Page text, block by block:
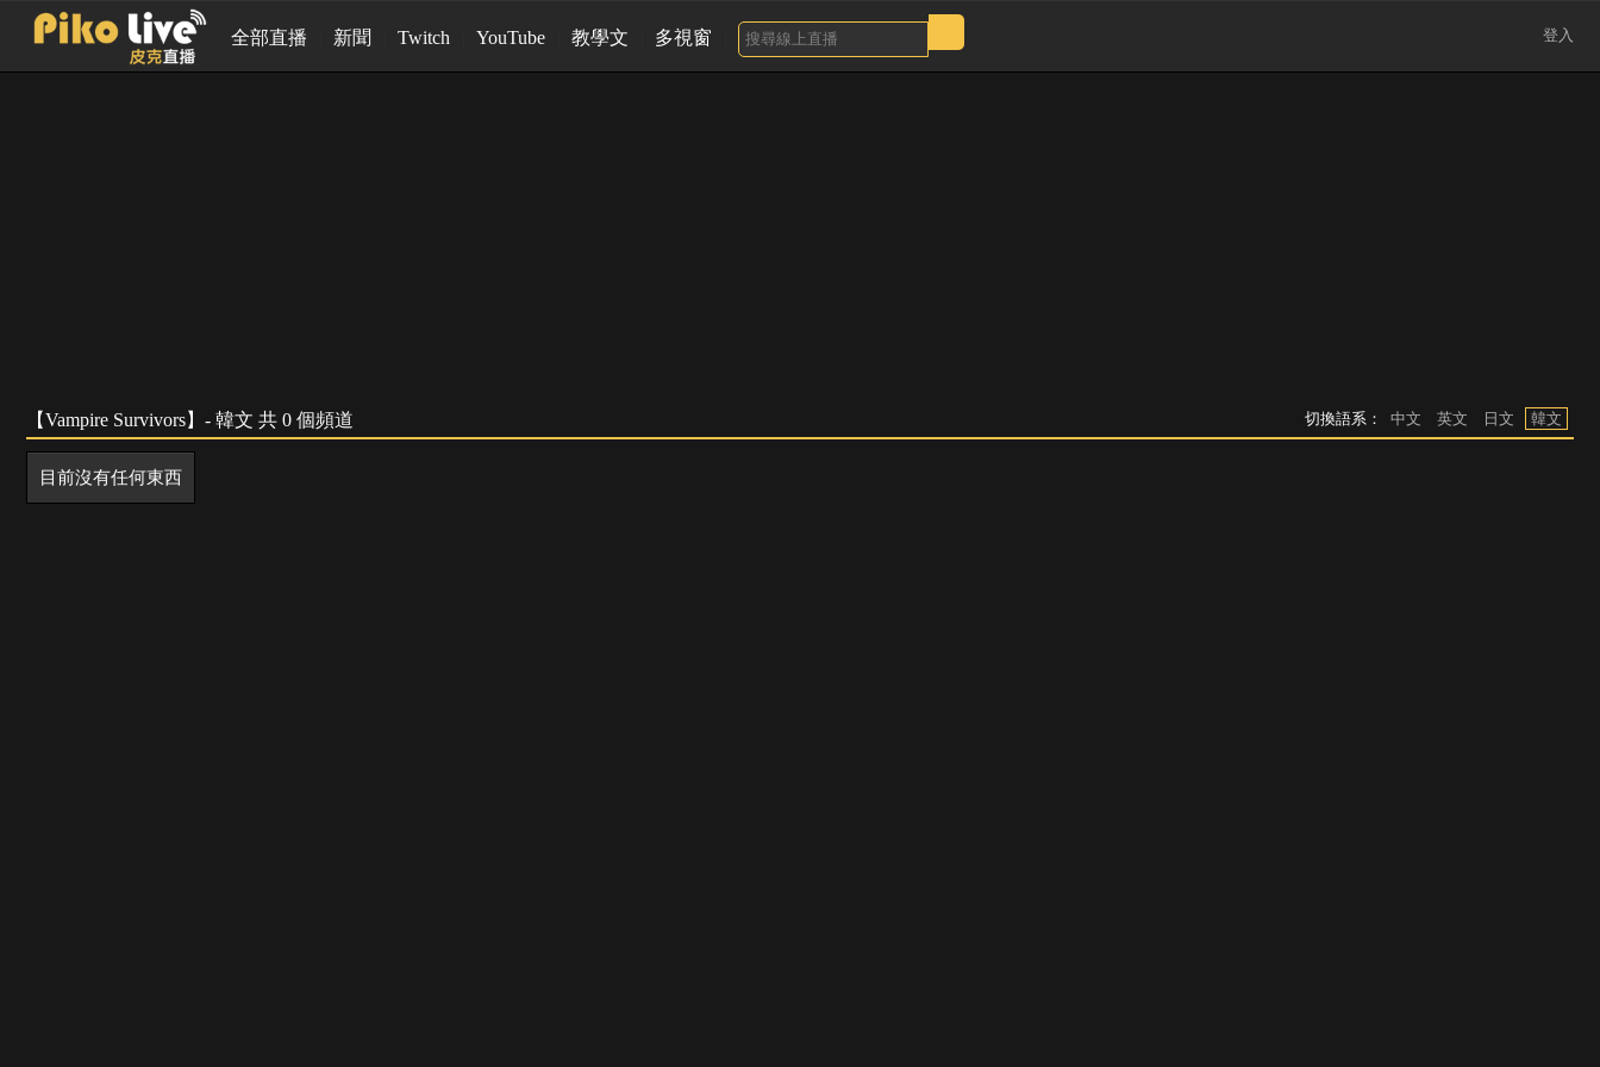
全部直播 新聞 Twitch YouTube 教學文 多視窗 登入
【Vampire Survivors】- 韓文 共 0 個頻道 切換語系： 中文 英文 日文 韓文
目前沒有任何東西